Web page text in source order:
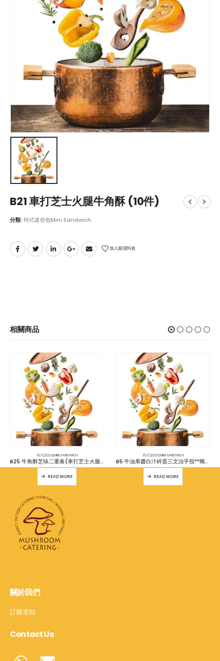
B21 車打芝士火腿牛角酥 (10件)
分類:特式迷你包Mini Sandwich
加入願望列表
相關商品
特式迷你包MINI SANDWICH
B25 牛角酥芝味二重奏(車打芝士火腿,車打芝士蕃茄各5件) (共10件)
READ MORE
特式迷你包MINI SANDWICH
B5 牛油果醬白汁碎蛋三文治手指**獨立包裝 (12件)
READ MORE
關於我們
訂購需知
Contact Us